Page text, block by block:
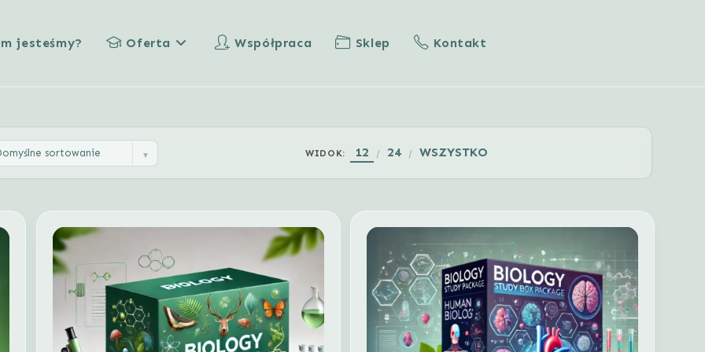
jesteśmy? Oferta Współpraca Sklep Kontakt
sortowanie WIDOK: 12 24 WSZYSTKO